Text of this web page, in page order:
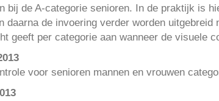
bij de A-categorie senioren. In de praktijk is
daarna de invoering verder worden uitgebreid
geeft per categorie aan wanneer de visuele
voor senioren mannen en vrouwen